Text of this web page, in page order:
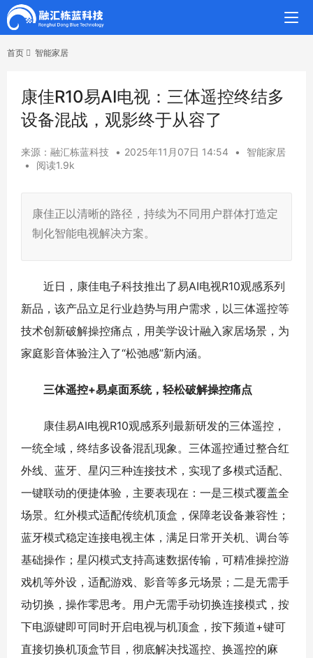
首页 智能家居
康佳R10易AI电视：三体遥控终结多
设备混战，观影终于从容了
来源：融汇栋蓝科技 • 2025年11月07日 14:54 •
智能家居
•
阅读1.9k
康佳正以清晰的路径，持续为不同用户群体打造定
制化智能电视解决方案。
近日，康佳电子科技推出了易AI电视R10观感系列
新品，该产品立足行业趋势与用户需求，以三体遥控等
技术创新破解操控痛点，用美学设计融入家居场景，为
家庭影音体验注入了“松弛感”新内涵。
三体遥控+易桌面系统，轻松破解操控痛点
康佳易AI电视R10观感系列最新研发的三体遥控，
一统全域，终结多设备混乱现象。三体遥控通过整合红
外线、蓝牙、星闪三种连接技术，实现了多模式适配、
一键联动的便捷体验，主要表现在：一是三模式覆盖全
场景。红外模式适配传统机顶盒，保障老设备兼容性；
蓝牙模式稳定连接电视主体，满足日常开关机、调台等
基础操作；星闪模式支持高速数据传输，可精准操控游
戏机等外设，适配游戏、影音等多元场景；二是无需手
动切换，操作零思考。用户无需手动切换连接模式，按
下电源键即可同时开启电视与机顶盒，按下频道+键可
直接切换机顶盒节目，彻底解决找遥控、换遥控的麻